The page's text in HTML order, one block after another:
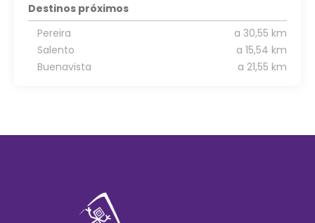
Destinos próximos
Pereira
a 30,55 km
Salento
a 15,54 km
Buenavista
a 21,55 km